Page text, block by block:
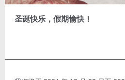
圣诞快乐，假期愉快！